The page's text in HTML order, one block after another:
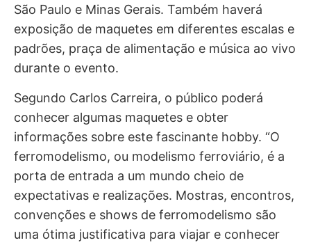
São Paulo e Minas Gerais. Também haverá
exposição de maquetes em diferentes escalas e
padrões, praça de alimentação e música ao vivo
durante o evento.
Segundo Carlos Carreira, o público poderá
conhecer algumas maquetes e obter
informações sobre este fascinante hobby. “O
ferromodelismo, ou modelismo ferroviário, é a
porta de entrada a um mundo cheio de
expectativas e realizações. Mostras, encontros,
convenções e shows de ferromodelismo são
uma ótima justificativa para viajar e conhecer